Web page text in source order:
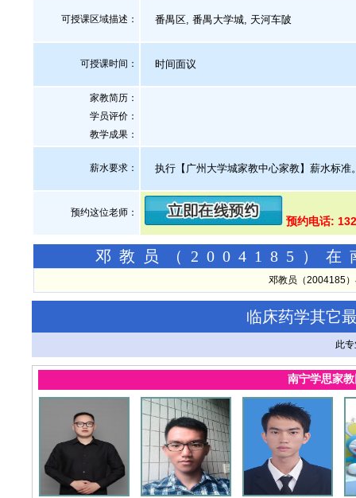
可授课区域描述： 番禺区, 番禺大学城, 天河车陂
可授课时间： 时间面议
家教简历：
学员评价：
教学成果：
薪水要求： 执行【广州大学城家教中心家教】薪水标准
预约这位老师：
预约电话:
邓教员（2004185）在
邓教员（2004185
临床药学其它
此
南宁学思家